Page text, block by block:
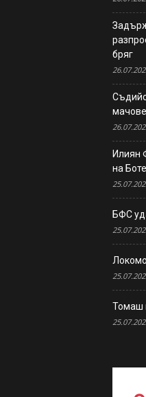
бряг
Илиян
на
БФС
Томаш